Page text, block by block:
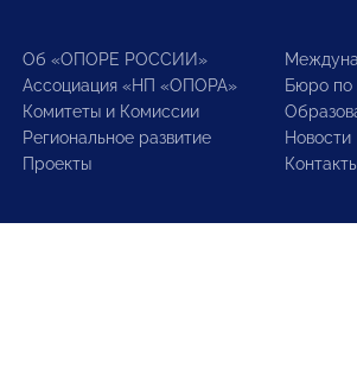
Об «ОПОРЕ РОССИИ»
Ассоциация «НП «ОПОРА»
Комитеты и Комиссии
Региональное развитие
Проекты
Бюро по
Новости